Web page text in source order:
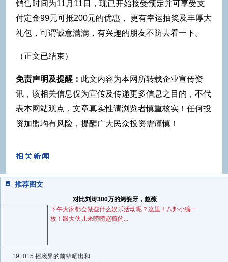
销售时间为11月11日，现已开始接受预定并可享受支
付定金99元可抵200元的优惠， 更有幸运抽奖及丰厚大
礼包，可谓诚意满满，有兴趣的朋友不防去看一下。
（正文已结束）
免责声明及提醒： 此文内容为本网所转载企业宣传资
讯，该相关信息仅为宣传及传递更多信息之目的，不代
表本网站观点，文章真实性请浏览者慎重核实！任何投
资加盟均有风险，提醒广大民众投资需谨慎！
推荐图文
对比刘涛300万的烤瓷牙，赵薇
下午大家都会做些什么娱乐活动呢？这里！八卦小编一
枚！跟大伙儿来唠唠赵薇的...
191015 摇滚界的前辈晒出和